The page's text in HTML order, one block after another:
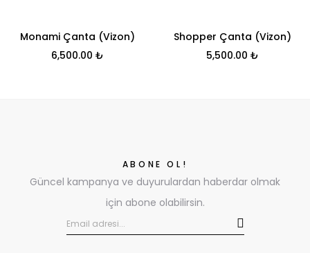
Monami Çanta (Vizon)
6,500.00 ₺
Shopper Çanta (Vizon)
5,500.00 ₺
ABONE OL!
Güncel kampanya ve duyurulardan haberdar olmak
için abone olabilirsin.